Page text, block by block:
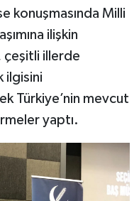
konuşmasında Milli
ilişkin
çeşitli illerde
ilgisini
Türkiye’nin mevcut
yaptı.